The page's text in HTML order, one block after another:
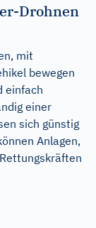
Drohnen
mit
bewegen
einfach
einer
sich günstig
Anlagen,